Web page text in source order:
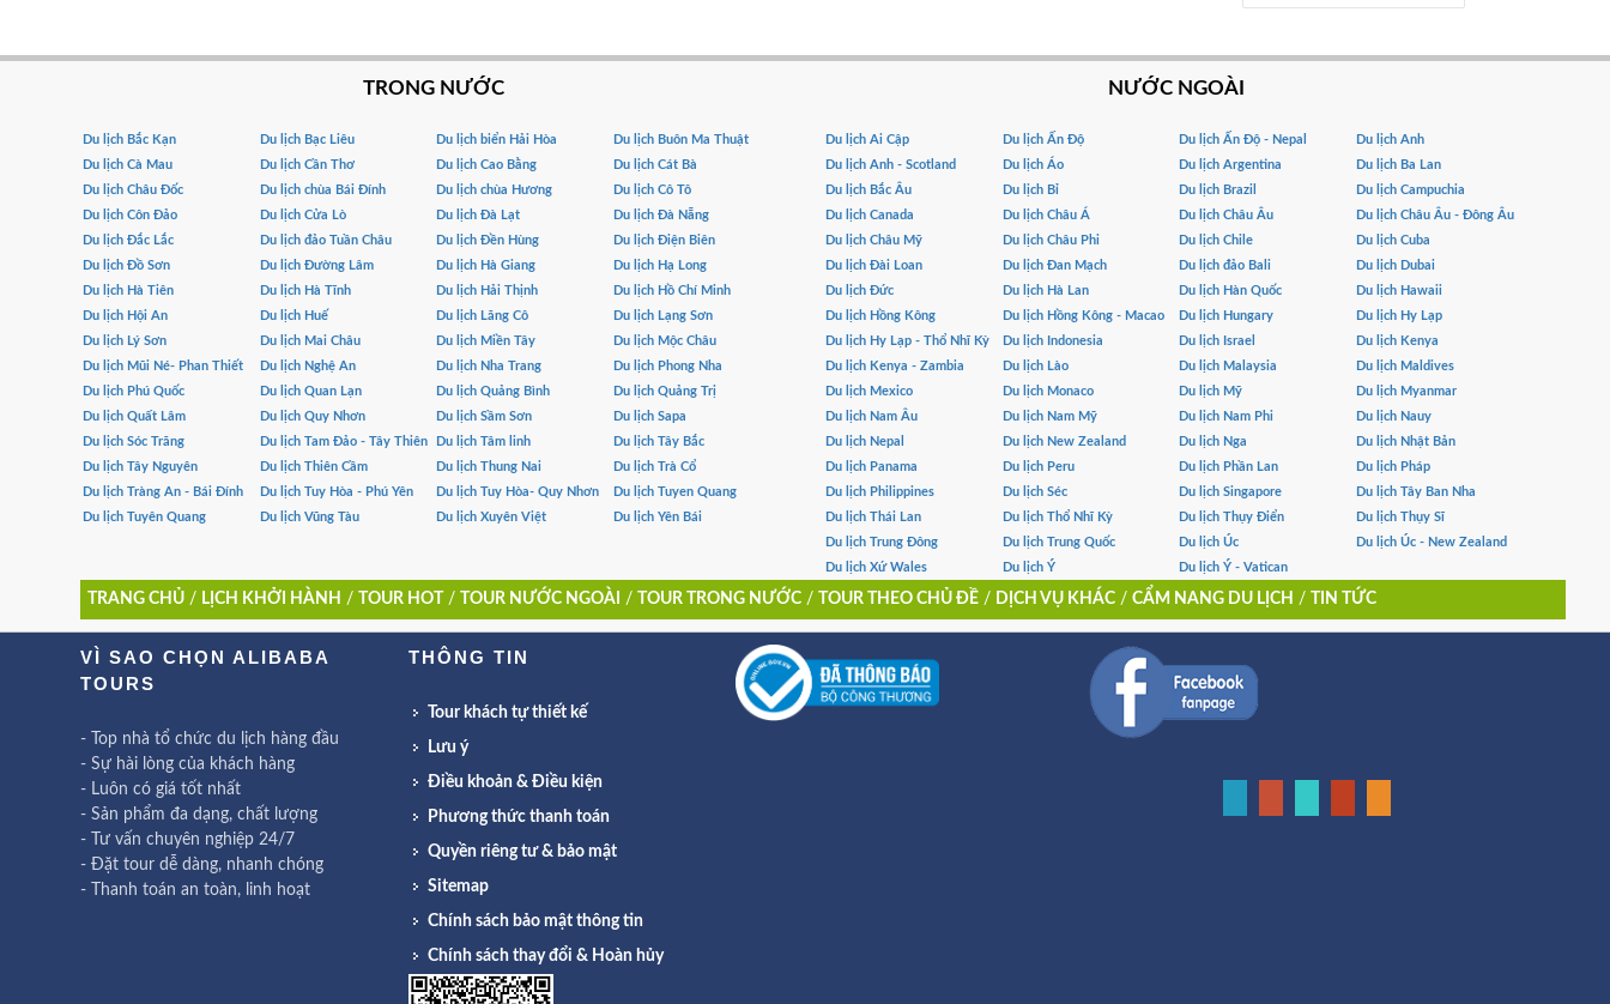
TRONG NƯỚC
Du lịch Bắc Kạn Du lịch Bạc Liêu Du lịch biển Hải Hòa
Du lịch Buôn Ma Thuật
Du lịch Cà Mau
Du lịch Cần Thơ Du lịch Cao Bằng
Du lịch Cát Bà
Du lịch Châu Đốc
Du lịch chùa Bái Đính Du lịch chùa Hương
Du lịch Cô Tô
Du lịch Côn Đảo
Du lịch Cửa Lò Du lịch Đà Lạt
Du lịch Đà Nẵng
Du lịch Đắc Lắc
Du lịch đảo Tuần Châu Du lịch Đền Hùng
Du lịch Điện Biên
Du lịch Đồ Sơn
Du lịch Đường Lâm Du lịch Hà Giang
Du lịch Hạ Long
Du lịch Hà Tiên
Du lịch Hà Tĩnh Du lịch Hải Thịnh
Du lịch Hồ Chí Minh
Du lịch Hội An
Du lịch Huế Du lịch Lăng Cô
Du lịch Lạng Sơn
Du lịch Lý Sơn
Du lịch Mai Châu Du lịch Miền Tây
Du lịch Mộc Châu
Du lịch Mũi Né- Phan Thiết
Du lịch Nghệ An Du lịch Nha Trang
Du lịch Phong Nha
Du lịch Phú Quốc
Du lịch Quan Lạn Du lịch Quảng Bình
Du lịch Quảng Trị
Du lịch Quất Lâm
Du lịch Quy Nhơn Du lịch Sầm Sơn
Du lịch Sapa
Du lịch Sóc Trăng
Du lịch Tam Đảo - Tây Thiên Du lịch Tâm linh
Du lịch Tây Bắc
Du lịch Tây Nguyên
Du lịch Thiên Cầm Du lịch Thung Nai
Du lịch Trà Cổ
Du lịch Tràng An - Bái Đính
Du lịch Tuy Hòa - Phú Yên Du lịch Tuy Hòa- Quy Nhơn
Du lịch Tuyen Quang
Du lịch Tuyên Quang
Du lịch Vũng Tàu Du lịch Xuyên Việt Du lịch Yên Bái
NƯỚC NGOÀI
Du lịch Ai Cập Du lịch Ấn Độ Du lịch Ấn Độ - Nepal
Du lịch Anh
Du lịch Anh - Scotland
Du lịch Áo Du lịch Argentina
Du lịch Ba Lan
Du lịch Bắc Âu
Du lịch Bỉ Du lịch Brazil
Du lịch Campuchia
Du lịch Canada
Du lịch Châu Á Du lịch Châu Âu
Du lịch Châu Âu - Đông Âu
Du lịch Châu Mỹ
Du lịch Châu Phi Du lịch Chile
Du lịch Cuba
Du lịch Đài Loan
Du lịch Đan Mạch Du lịch đảo Bali
Du lịch Dubai
Du lịch Đức
Du lịch Hà Lan Du lịch Hàn Quốc
Du lịch Hawaii
Du lịch Hồng Kông
Du lịch Hồng Kông - Macao Du lịch Hungary
Du lịch Hy Lạp
Du lịch Hy Lạp - Thổ Nhĩ Kỳ
Du lịch Indonesia Du lịch Israel
Du lịch Kenya
Du lịch Kenya - Zambia
Du lịch Lào Du lịch Malaysia
Du lịch Maldives
Du lịch Mexico
Du lịch Monaco Du lịch Mỹ
Du lịch Myanmar
Du lịch Nam Âu
Du lịch Nam Mỹ Du lịch Nam Phi
Du lịch Nauy
Du lịch Nepal
Du lịch New Zealand Du lịch Nga
Du lịch Nhật Bản
Du lịch Panama
Du lịch Peru Du lịch Phần Lan
Du lịch Pháp
Du lịch Philippines
Du lịch Séc Du lịch Singapore
Du lịch Tây Ban Nha
Du lịch Thái Lan
Du lịch Thổ Nhĩ Kỳ Du lịch Thụy Điển
Du lịch Thụy Sĩ
Du lịch Trung Đông
Du lịch Trung Quốc Du lịch Úc
Du lịch Úc - New Zealand
Du lịch Xứ Wales
Du lịch Ý Du lịch Ý - Vatican
TRANG CHỦ / LỊCH KHỞI HÀNH / TOUR HOT / TOUR NƯỚC NGOÀI / TOUR TRONG NƯỚC / TOUR THEO CHỦ ĐỀ / DỊCH VỤ KHÁC / CẨM NANG DU LỊCH / TIN TỨC
VÌ SAO CHỌN ALIBABA
TOURS
- Top nhà tổ chức du lịch hàng đầu
- Sự hài lòng của khách hàng
- Luôn có giá tốt nhất
- Sản phẩm đa dạng, chất lượng
- Tư vấn chuyên nghiệp 24/7
- Đặt tour dễ dàng, nhanh chóng
- Thanh toán an toàn, linh hoạt
THÔNG TIN
Tour khách tự thiết kế
Lưu ý
Điều khoản & Điều kiện
Phương thức thanh toán
Quyền riêng tư & bảo mật
Sitemap
Chính sách bảo mật thông tin
Chính sách thay đổi & Hoàn hủy